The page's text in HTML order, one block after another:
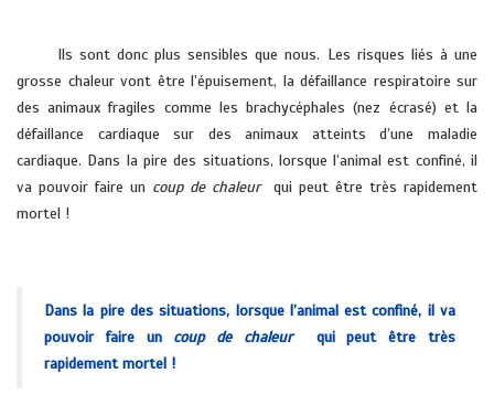
Ils sont donc plus sensibles que nous. Les risques liés à une
grosse chaleur vont être l’épuisement, la défaillance respiratoire sur
des animaux fragiles comme les brachycéphales (nez écrasé) et la
défaillance cardiaque sur des animaux atteints d’une maladie
cardiaque. Dans la pire des situations, lorsque l’animal est confiné, il
va pouvoir faire un coup de chaleurqui peut être très rapidement
mortel !
Dans la pire des situations, lorsque l’animal est confiné, il va
pouvoir faire uncoup de chaleurqui peut être très
rapidement mortel !